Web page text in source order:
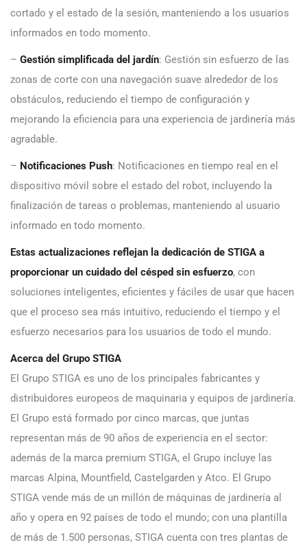
cortado y el estado de la sesión, manteniendo a los usuarios
informados en todo momento.
– Gestión simplificada del jardín: Gestión sin esfuerzo de las
zonas de corte con una navegación suave alrededor de los
obstáculos, reduciendo el tiempo de configuración y
mejorando la eficiencia para una experiencia de jardinería más
agradable.
– Notificaciones Push: Notificaciones en tiempo real en el
dispositivo móvil sobre el estado del robot, incluyendo la
finalización de tareas o problemas, manteniendo al usuario
informado en todo momento.
Estas actualizaciones reflejan la dedicación de STIGA a
proporcionar un cuidado del césped sin esfuerzo, con
soluciones inteligentes, eficientes y fáciles de usar que hacen
que el proceso sea más intuitivo, reduciendo el tiempo y el
esfuerzo necesarios para los usuarios de todo el mundo.
Acerca del Grupo STIGA
El Grupo STIGA es uno de los principales fabricantes y
distribuidores europeos de maquinaria y equipos de jardinería.
El Grupo está formado por cinco marcas, que juntas
representan más de 90 años de experiencia en el sector:
además de la marca premium STIGA, el Grupo incluye las
marcas Alpina, Mountfield, Castelgarden y Atco. El Grupo
STIGA vende más de un millón de máquinas de jardinería al
año y opera en 92 países de todo el mundo; con una plantilla
de más de 1.500 personas, STIGA cuenta con tres plantas de